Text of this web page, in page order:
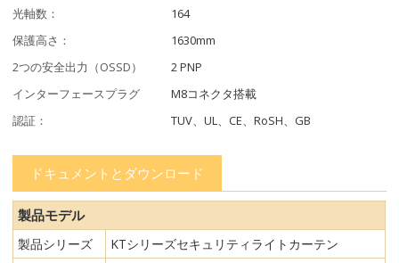
光軸数：
164
保護高さ：
1630mm
2つの安全出力（OSSD）
2 PNP
インターフェースプラグ
M8コネクタ搭載
認証：
TUV、UL、CE、RoSH、GB
ドキュメントとダウンロード
製品モデル
製品シリーズ KTシリーズセキュリティライトカーテン